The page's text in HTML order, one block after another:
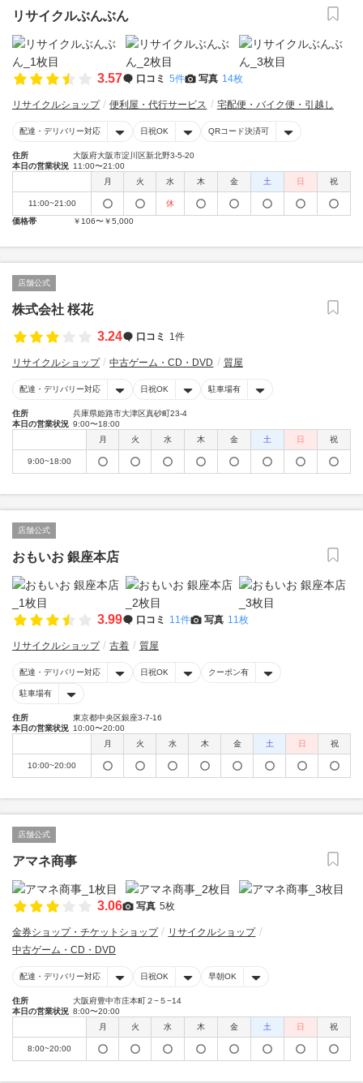
リサイクルぶんぶん
3.57 口コミ 5件 写真 14枚
リサイクルショップ 便利屋・代行サービス 宅配便・バイク便・引越し
配達・デリバリー対応 日祝OK QRコード決済可
住所
大阪府大阪市淀川区新北野3-5-20
本日の営業状況 11:00〜21:00
月
火 水 木 金 土 日 祝
11:00~21:00
休
価格帯
￥106〜￥5,000
店舗公式
株式会社 桜花
3.24
口コミ 1件
リサイクルショップ 中古ゲーム・CD・DVD 質屋
配達・デリバリー対応 日祝OK 駐車場有
住所
兵庫県姫路市大津区真砂町23-4
本日の営業状況 9:00〜18:00
月
火 水 木 金 土 日 祝
9:00~18:00
店舗公式
おもいお 銀座本店
3.99 口コミ 11件 写真 11枚
リサイクルショップ 古着 質屋
配達・デリバリー対応 日祝OK クーポン有
駐車場有
住所
東京都中央区銀座3-7-16
本日の営業状況 10:00〜20:00
月
火 水 木 金 土 日 祝
10:00~20:00
店舗公式
アマネ商事
3.06 写真 5枚
金券ショップ・チケットショップ
リサイクルショップ
中古ゲーム・CD・DVD
配達・デリバリー対応 日祝OK 早朝OK
住所
大阪府豊中市庄本町２−５−14
本日の営業状況 8:00〜20:00
月
火 水 木 金 土 日 祝
8:00~20:00